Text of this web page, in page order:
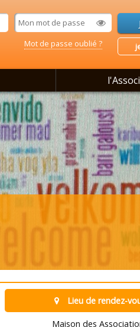
Mot de passe oublié ?
Lieu de rendez-
Maison des